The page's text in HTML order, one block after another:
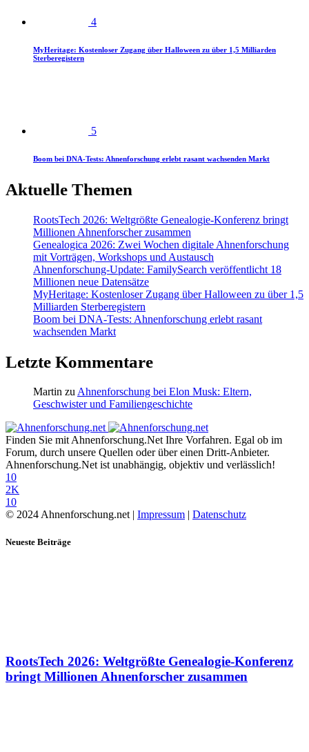
4
MyHeritage: Kostenloser Zugang über Halloween zu über 1,5 Milliarden
Sterberegistern
5
Boom bei DNA-Tests: Ahnenforschung erlebt rasant wachsenden Markt
Aktuelle Themen
RootsTech 2026: Weltgrößte Genealogie-Konferenz bringt
Millionen Ahnenforscher zusammen
Genealogica 2026: Zwei Wochen digitale Ahnenforschung
mit Vorträgen, Workshops und Austausch
Ahnenforschung-Update: FamilySearch veröffentlicht 18
Millionen neue Datensätze
MyHeritage: Kostenloser Zugang über Halloween zu über 1,5
Milliarden Sterberegistern
Boom bei DNA-Tests: Ahnenforschung erlebt rasant
wachsenden Markt
Letzte Kommentare
Martin zu Ahnenforschung bei Elon Musk: Eltern,
Geschwister und Familiengeschichte
Finden Sie mit Ahnenforschung.Net Ihre Vorfahren. Egal ob im
Forum, durch unsere Quellen oder über einen Dritt-Anbieter.
Ahnenforschung.Net ist unabhängig, objektiv und verlässlich!
10
2K
10
© 2024 Ahnenforschung.net | Impressum | Datenschutz
Neueste Beiträge
RootsTech 2026: Weltgrößte Genealogie-Konferenz
bringt Millionen Ahnenforscher zusammen